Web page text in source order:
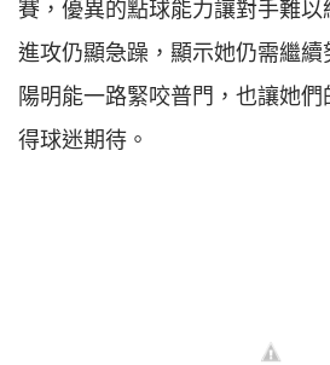
賽，優異的點球能力讓對手難
進攻仍顯急躁，顯示她仍需繼
陽明能一路緊咬普門，也讓她們
得球迷期待。